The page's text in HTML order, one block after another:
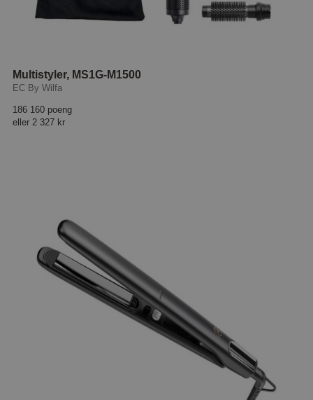
Multistyler, MS1G-M1500
EC By Wilfa
186 160 poeng
eller 2 327 kr